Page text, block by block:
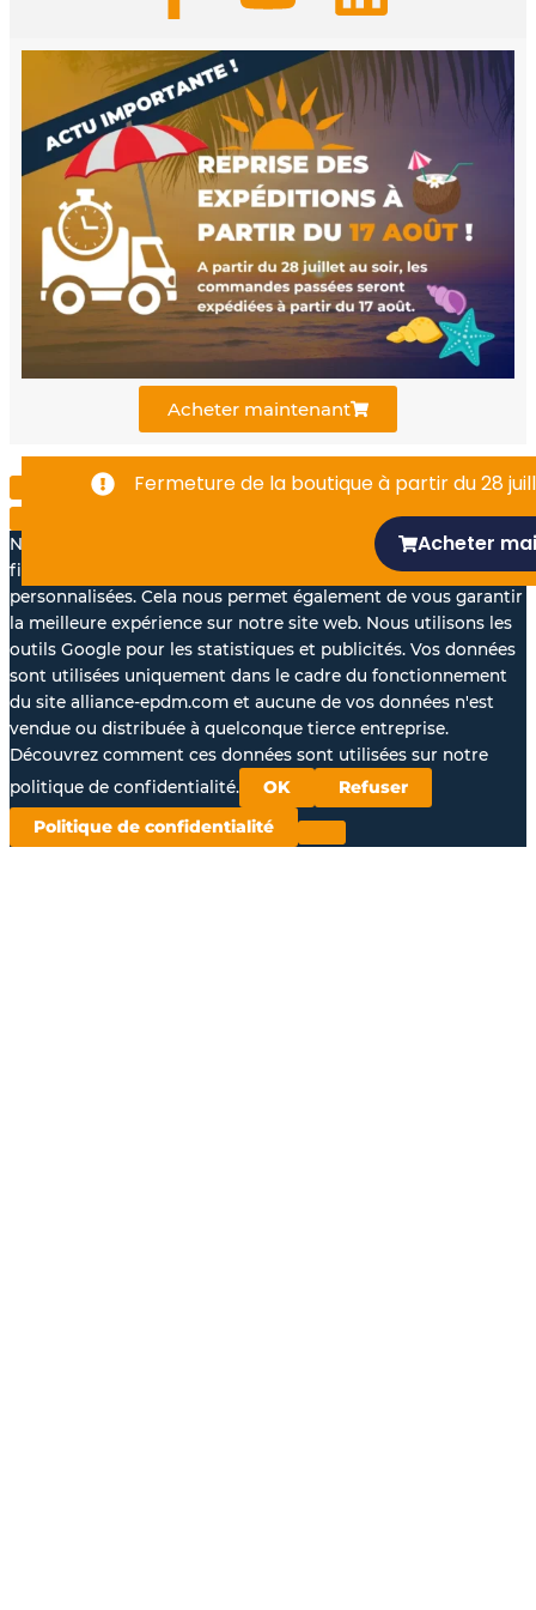
a
c
e
b
o
o
k
-
o
u
t
u
b
e
i
n
k
e
d
i
n
Acheter maintenant
Fermeture de la boutique à partir du 28
Acheter
Nous aimerions avec votre accord, utiliser vos données à des
fins statistiques et pour vous proposer des annonces
personnalisées. Cela nous permet également de vous garantir
la meilleure expérience sur notre site web. Nous utilisons les
outils Google pour les statistiques et publicités. Vos données
sont utilisées uniquement dans le cadre du fonctionnement
du site alliance-epdm.com et aucune de vos données n'est
vendue ou distribuée à quelconque tierce entreprise.
Découvrez comment ces données sont utilisées sur notre
politique de confidentialité.
OK Refuser
Politique de confidentialité